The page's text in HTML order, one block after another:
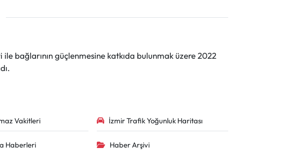
bağlarının güçlenmesine katkıda bulunmak üzere 2022
Vakitleri İzmir Trafik Yoğunluk Haritası
Haberleri Haber Arşivi